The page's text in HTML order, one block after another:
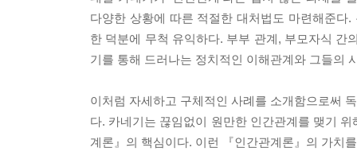
다양한 상황에 따른 적절한 대처법도 마련해준
한 덕분에 무척 유익하다. 부부 관계, 부모자식 간
기를 통해 드러나는 정치적인 이해관계와 그들의
이처럼 자세하고 구체적인 사례를 소개함으로써
다. 카네기는 끊임없이 원만한 인간관계를 맺기
계론』의 핵심이다. 이런 『인간관계론』의 가치